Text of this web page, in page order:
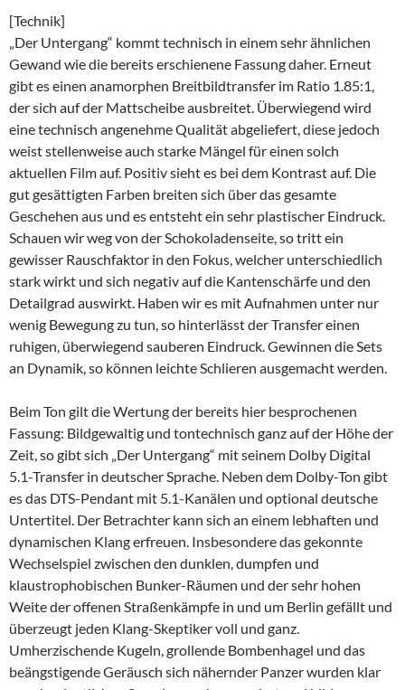
[Technik]
„Der Untergang“ kommt technisch in einem sehr ähnlichen
Gewand wie die bereits erschienene Fassung daher. Erneut
gibt es einen anamorphen Breitbildtransfer im Ratio 1.85:1,
der sich auf der Mattscheibe ausbreitet. Überwiegend wird
eine technisch angenehme Qualität abgeliefert, diese jedoch
weist stellenweise auch starke Mängel für einen solch
aktuellen Film auf. Positiv sieht es bei dem Kontrast auf. Die
gut gesättigten Farben breiten sich über das gesamte
Geschehen aus und es entsteht ein sehr plastischer Eindruck.
Schauen wir weg von der Schokoladenseite, so tritt ein
gewisser Rauschfaktor in den Fokus, welcher unterschiedlich
stark wirkt und sich negativ auf die Kantenschärfe und den
Detailgrad auswirkt. Haben wir es mit Aufnahmen unter nur
wenig Bewegung zu tun, so hinterlässt der Transfer einen
ruhigen, überwiegend sauberen Eindruck. Gewinnen die Sets
an Dynamik, so können leichte Schlieren ausgemacht werden.
Beim Ton gilt die Wertung der bereits hier besprochenen
Fassung: Bildgewaltig und tontechnisch ganz auf der Höhe der
Zeit, so gibt sich „Der Untergang“ mit seinem Dolby Digital
5.1-Transfer in deutscher Sprache. Neben dem Dolby-Ton gibt
es das DTS-Pendant mit 5.1-Kanälen und optional deutsche
Untertitel. Der Betrachter kann sich an einem lebhaften und
dynamischen Klang erfreuen. Insbesondere das gekonnte
Wechselspiel zwischen den dunklen, dumpfen und
klaustrophobischen Bunker-Räumen und der sehr hohen
Weite der offenen Straßenkämpfe in und um Berlin gefällt und
überzeugt jeden Klang-Skeptiker voll und ganz.
Umherzischende Kugeln, grollende Bombenhagel und das
beängstigende Geräusch sich nähernder Panzer wurden klar